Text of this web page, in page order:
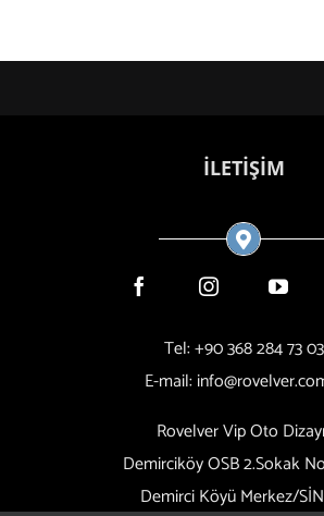
İLETİŞİM
Tel: +90 368 284 73 03
E-mail:
Rovelver Vip Oto
Demirciköy OSB 2.Sokak
Demirci Köyü Merkez/